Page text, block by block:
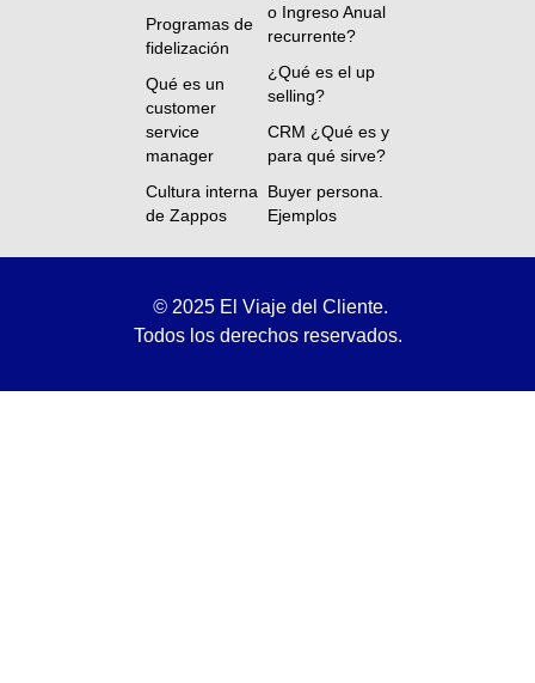
Programas de
fidelización
Qué es un
customer
service
manager
Cultura interna
de Zappos
o Ingreso Anual
recurrente?
¿Qué es el up
selling?
CRM ¿Qué es y
para qué sirve?
Buyer persona.
Ejemplos
©2025 El Viaje del Cliente.
Todos los derechos reservados.